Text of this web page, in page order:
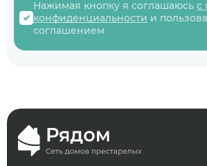
Нажимая кнопку я соглашаюсь с
конфиденциальности и
соглашением